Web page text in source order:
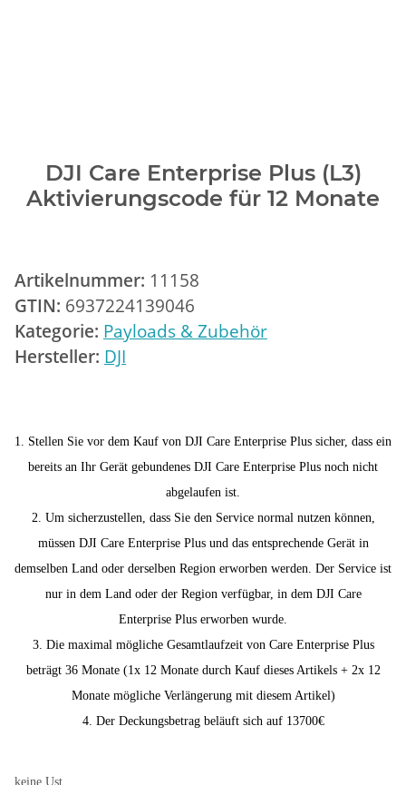
DJI Care Enterprise Plus (L3)
Aktivierungscode für 12 Monate
Artikelnummer: 11158
GTIN: 6937224139046
Kategorie: Payloads & Zubehör
Hersteller: DJI
1. Stellen Sie vor dem Kauf von DJI Care Enterprise Plus sicher, dass ein
bereits an Ihr Gerät gebundenes DJI Care Enterprise Plus noch nicht
abgelaufen ist.
2. Um sicherzustellen, dass Sie den Service normal nutzen können,
müssen DJI Care Enterprise Plus und das entsprechende Gerät in
demselben Land oder derselben Region erworben werden. Der Service ist
nur in dem Land oder der Region verfügbar, in dem DJI Care
Enterprise Plus erworben wurde.
3. Die maximal mögliche Gesamtlaufzeit von Care Enterprise Plus
beträgt 36 Monate (1x 12 Monate durch Kauf dieses Artikels + 2x 12
Monate mögliche Verlängerung mit diesem Artikel)
4. Der Deckungsbetrag beläuft sich auf 13700€
keine Ust.